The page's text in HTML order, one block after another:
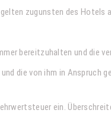
zugunsten des
bereitzuhalten und die
die von ihm in
ein.